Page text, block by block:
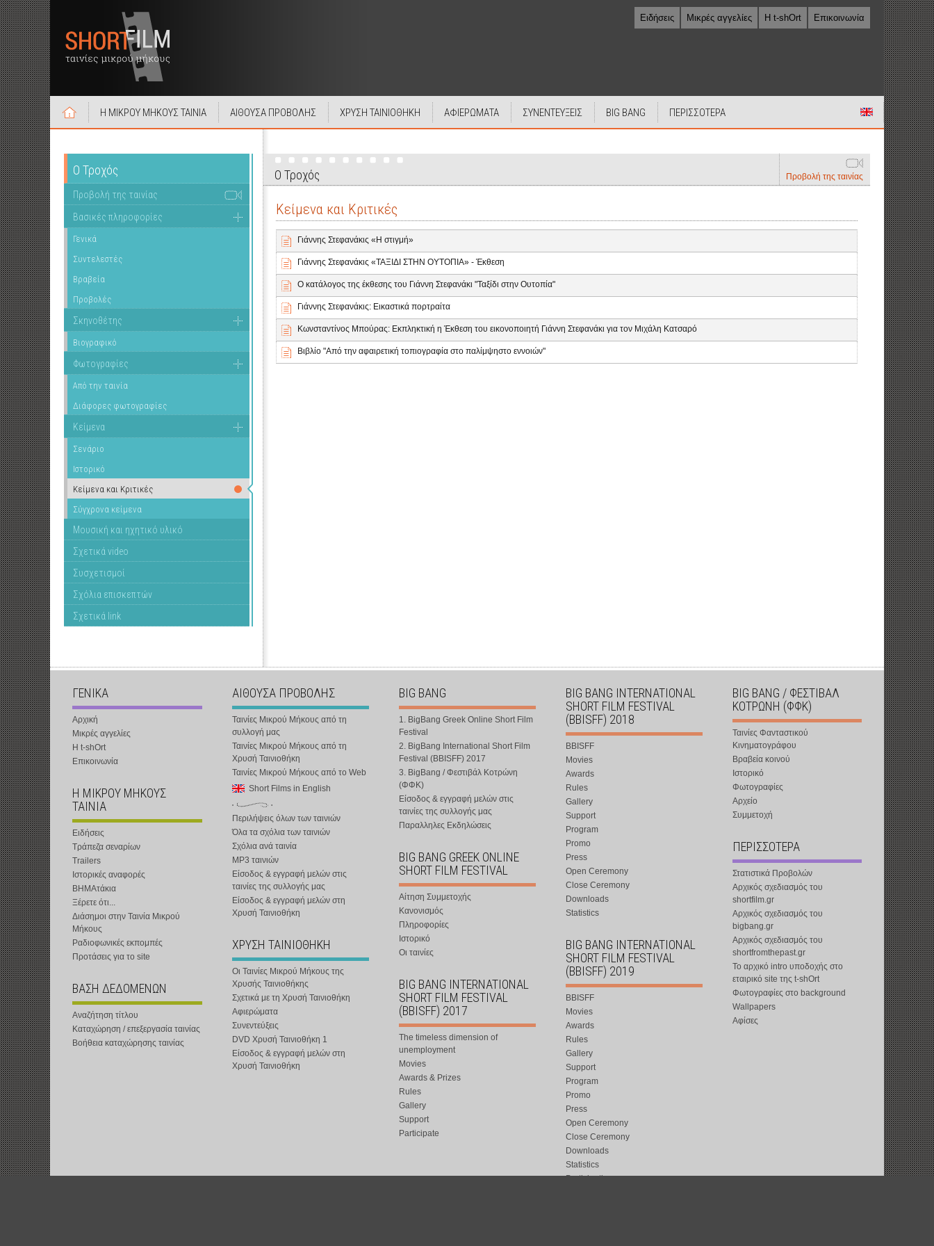
Ειδήσεις Μικρές αγγελίες Η t-shOrt Επικοινωνία
Η ΜΙΚΡΟΥ ΜΗΚΟΥΣ ΤΑΙΝΙΑ ΑΙΘΟΥΣΑ ΠΡΟΒΟΛΗΣ ΧΡΥΣΗ ΤΑΙΝΙΟΘΗΚΗ ΑΦΙΕΡΩΜΑΤΑ ΣΥΝΕΝΤΕΥΞΕΙΣ BIG BANG ΠΕΡΙΣΣΟΤΕΡΑ
Ο Τροχός
Προβολή της ταινίας
Βασικές πληροφορίες
Γενικά
Συντελεστές
Βραβεία
Προβολές
Σκηνοθέτης
Βιογραφικό
Φωτογραφίες
Από την ταινία
Διάφορες φωτογραφίες
Κείμενα
Σενάριο
Ιστορικό
Κείμενα και Κριτικές
Σύγχρονα κείμενα
Μουσική και ηχητικό υλικό
Σχετικά video
Συσχετισμοί
Σχόλια επισκεπτών
Σχετικά link
Προβολή της ταινίας
Ο Τροχός
Κείμενα και Κριτικές
Γιάννης Στεφανάκις «Η στιγμή»
Γιάννης Στεφανάκις «ΤΑΞΙΔΙ ΣΤΗΝ ΟΥΤΟΠΙΑ» - Έκθεση
Ο κατάλογος της έκθεσης του Γιάννη Στεφανάκι "Ταξίδι στην Ουτοπία"
Γιάννης Στεφανάκις: Εικαστικά πορτραίτα
Κωνσταντίνος Μπούρας: Εκπληκτική η Έκθεση του εικονοποιητή Γιάννη Στεφανάκι για τον Μιχάλη Κατσαρό
Βιβλίο "Από την αφαιρετική τοπιογραφία στο παλίμψηστο εννοιών"
ΓΕΝΙΚΑ
Αρχική
Μικρές αγγελίες
Η t-shOrt
Επικοινωνία
Η ΜΙΚΡΟΥ ΜΗΚΟΥΣ
ΤΑΙΝΙΑ
Ειδήσεις
Τράπεζα σεναρίων
Trailers
Ιστορικές αναφορές
ΒΗΜΑτάκια
Ξέρετε ότι...
Διάσημοι στην Ταινία Μικρού
Μήκους
Ραδιοφωνικές εκπομπές
Προτάσεις για το site
ΒΑΣΗ ΔΕΔΟΜΕΝΩΝ
Αναζήτηση τίτλου
Καταχώρηση / επεξεργασία ταινίας
Βοήθεια καταχώρησης ταινίας
ΑΙΘΟΥΣΑ ΠΡΟΒΟΛΗΣ
Ταινίες Μικρού Μήκους από τη
συλλογή μας
Ταινίες Μικρού Μήκους από τη
Χρυσή Ταινιοθήκη
Ταινίες Μικρού Μήκους από το Web
Short Films in English
Περιλήψεις όλων των ταινιών
Όλα τα σχόλια των ταινιών
Σχόλια ανά ταινία
MP3 ταινιών
Είσοδος & εγγραφή μελών στις
ταινίες της συλλογής μας
Είσοδος & εγγραφή μελών στη
Χρυσή Ταινιοθήκη
ΧΡΥΣΗ ΤΑΙΝΙΟΘΗΚΗ
Οι Ταινίες Μικρού Μήκους της
Χρυσής Ταινιοθήκης
Σχετικά με τη Χρυσή Ταινιοθήκη
Αφιερώματα
Συνεντεύξεις
DVD Χρυσή Ταινιοθήκη 1
Είσοδος & εγγραφή μελών στη
Χρυσή Ταινιοθήκη
BIG BANG
1. BigBang Greek Online Short Film
Festival
2. BigBang International Short Film
Festival (BBISFF) 2017
3. BigBang / Φεστιβάλ Κοτρώνη
(ΦΦΚ)
Είσοδος & εγγραφή μελών στις
ταινίες της συλλογής μας
Παραλληλες Εκδηλώσεις
BIG BANG GREEK ONLINE
SHORT FILM FESTIVAL
Αίτηση Συμμετοχής
Κανονισμός
Πληροφορίες
Ιστορικό
Οι ταινίες
BIG BANG INTERNATIONAL
SHORT FILM FESTIVAL
(BBISFF) 2017
The timeless dimension of
unemployment
Movies
Awards & Prizes
Rules
Gallery
Support
Participate
BIG BANG INTERNATIONAL
SHORT FILM FESTIVAL
(BBISFF) 2018
BBISFF
Movies
Awards
Rules
Gallery
Support
Program
Promo
Press
Open Ceremony
Close Ceremony
Downloads
Statistics
BIG BANG INTERNATIONAL
SHORT FILM FESTIVAL
(BBISFF) 2019
BBISFF
Movies
Awards
Rules
Gallery
Support
Program
Promo
Press
Open Ceremony
Close Ceremony
Downloads
Statistics
Participation
BIG BANG / ΦΕΣΤΙΒΑΛ
ΚΟΤΡΩΝΗ (ΦΦΚ)
Ταινίες Φανταστικού
Κινηματογράφου
Βραβεία κοινού
Ιστορικό
Φωτογραφίες
Αρχείο
Συμμετοχή
ΠΕΡΙΣΣΟΤΕΡΑ
Στατιστικά Προβολών
Αρχικός σχεδιασμός του
shortfilm.gr
Αρχικός σχεδιασμός του
bigbang.gr
Αρχικός σχεδιασμός του
shortfromthepast.gr
Το αρχικό intro υποδοχής στο
εταιρικό site της t-shOrt
Φωτογραφίες στο background
Wallpapers
Αφίσες